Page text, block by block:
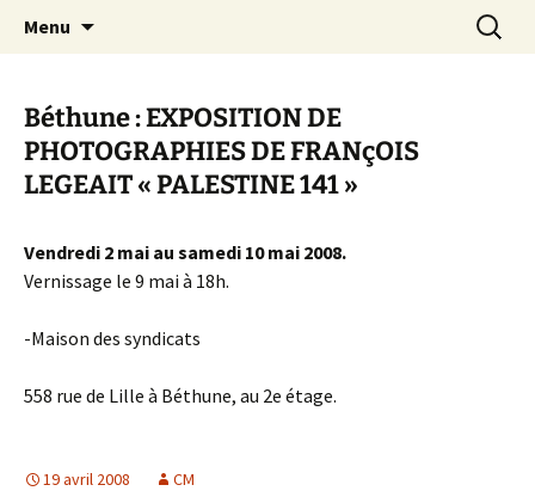
Canal Marches
Menu
Béthune : EXPOSITION DE
PHOTOGRAPHIES DE FRANçOIS
LEGEAIT « PALESTINE 141 »
Vendredi 2 mai au samedi 10 mai 2008.
Vernissage le 9 mai à 18h.
-Maison des syndicats
558 rue de Lille à Béthune, au 2e étage.
19 avril 2008 CM